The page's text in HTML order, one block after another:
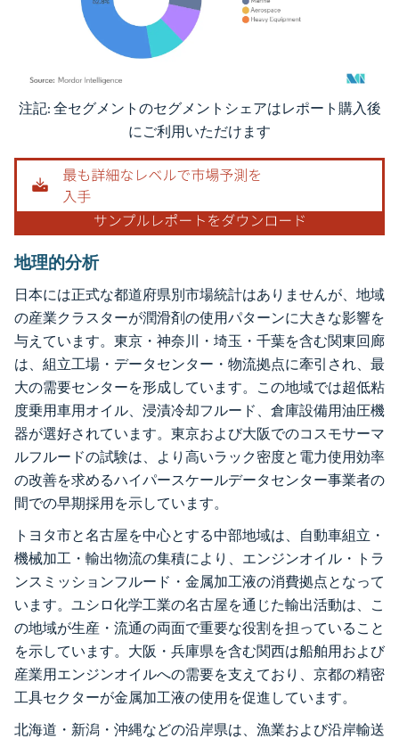
画像 © Mordor Intelligence。再利用にはCC BY 4.0の表示が必要です。
注記: 全セグメントのセグメントシェアはレポート購入後
にご利用いただけます
地理的分析
日本には正式な都道府県別市場統計はありませんが、地域
の産業クラスターが潤滑剤の使用パターンに大きな影響を
与えています。東京・神奈川・埼玉・千葉を含む関東回廊
は、組立工場・データセンター・物流拠点に牽引され、最
大の需要センターを形成しています。この地域では超低粘
度乗用車用オイル、浸漬冷却フルード、倉庫設備用油圧機
器が選好されています。東京および大阪でのコスモサーマ
ルフルードの試験は、より高いラック密度と電力使用効率
の改善を求めるハイパースケールデータセンター事業者の
間での早期採用を示しています。
トヨタ市と名古屋を中心とする中部地域は、自動車組立・
機械加工・輸出物流の集積により、エンジンオイル・トラ
ンスミッションフルード・金属加工液の消費拠点となって
います。ユシロ化学工業の名古屋を通じた輸出活動は、こ
の地域が生産・流通の両面で重要な役割を担っていること
を示しています。大阪・兵庫県を含む関西は船舶用および
産業用エンジンオイルへの需要を支えており、京都の精密
工具セクターが金属加工液の使用を促進しています。
北海道・新潟・沖縄などの沿岸県は、漁業および沿岸輸送